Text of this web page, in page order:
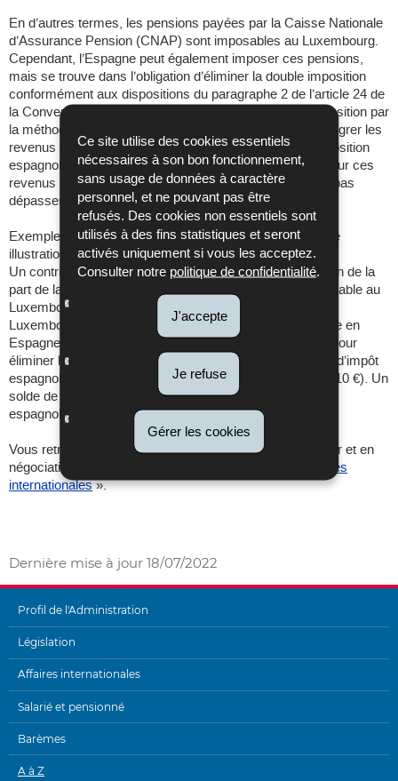
Ce site utilise des cookies essentiels
nécessaires à son bon fonctionnement,
sans usage de données à caractère
personnel, et ne pouvant pas être
refusés. Des cookies non essentiels sont
utilisés à des fins statistiques et seront
activés uniquement si vous les acceptez.
Consulter notre politique de confidentialité.
J'accepte
Je refuse
Gérer les cookies
En d’autres termes, les pensions payées par la Caisse Nationale
d’Assurance Pension (CNAP) sont imposables au Luxembourg.
Cependant, l’Espagne peut également imposer ces pensions,
mais se trouve dans l’obligation d’éliminer la double imposition
conformément aux dispositions du paragraphe 2 de l’article 24 de
la Convention précitée. L’Espagne élimine la double imposition par
la méthode de l’imputation. Cette méthode consiste à intégrer les
revenus de source luxembourgeoise dans la base d’imposition
espagnole et à déduire de l’impôt espagnol l’impôt payé sur ces
revenus au Luxembourg. La déduction ne peut toutefois pas
dépasser l’impôt espagnol relatif à ces revenus.
Exemple (montants fictifs pour les besoins de la présente
illustration):
Un contribuable résident de l’Espagne touche une pension de la
part de la CNAP. Le revenu imposable annuel du contribuable au
Luxembourg s’élève à 25.000 € en 2019. L’impôt dû au
Luxembourg est de 210 €. La même pension est imposée en
Espagne et les impôts en Espagne s’élèvent à 2.210 €. Pour
éliminer la double imposition, l’Espagne déduit de la cote d’impôt
espagnole (2.210 €) les impôts payés au Luxembourg (210 €). Un
solde de 2.000 € reste à payer à l’administration fiscale
espagnole.
Vous retrouvez les conventions internationales en vigueur et en
négociation sur le site internet de l’ACD, rubrique «
Affaires
internationales».
Dernière mise à jour 18/07/2022
MENU
DE
NAVIGATION
Profil de l'Administration
Législation
Affaires internationales
Salarié et pensionné
Barèmes
A à Z